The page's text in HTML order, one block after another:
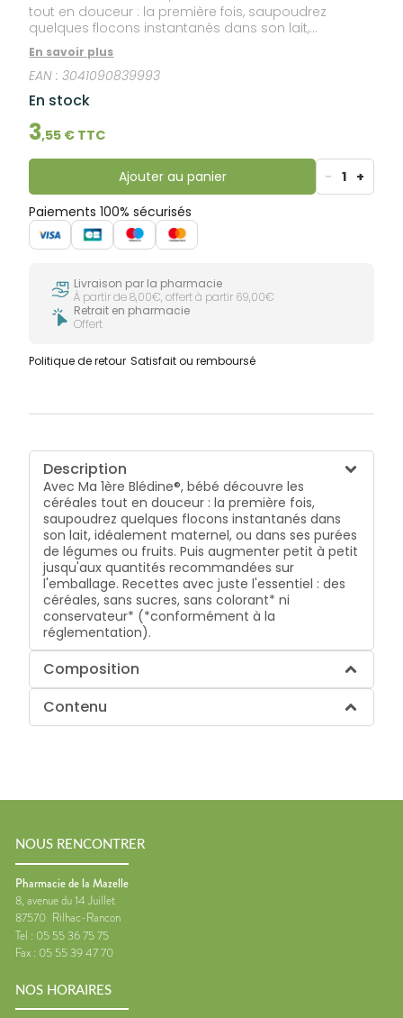
tout en douceur : la première fois, saupoudrez
quelques flocons instantanés dans son lait,
idéalement maternel, ou dans ses purées de
légumes ou fruits. Puis augmenter petit à petit
jusqu'aux quantités recommandées sur l'emballage.
Recettes avec juste l'essentiel : des céréales, sans
sucres, sans colorant* ni conservateur*
(*conformément à la réglementation).
En savoir plus
EAN :3041090839993
En stock
3,55 € TTC
Ajouter au panier - 1 +
Paiements 100% sécurisés
Livraison par la pharmacie
À partir de 8,00€, offert à partir 69,00€
Retrait en pharmacie
Offert
Politique de retour Satisfait ou remboursé
Description
Avec Ma 1ère Blédine®, bébé découvre les
céréales tout en douceur : la première fois,
saupoudrez quelques flocons instantanés dans
son lait, idéalement maternel, ou dans ses purées
de légumes ou fruits. Puis augmenter petit à petit
jusqu'aux quantités recommandées sur
l'emballage. Recettes avec juste l'essentiel : des
céréales, sans sucres, sans colorant* ni
conservateur* (*conformément à la
réglementation).
Composition
Contenu
NOUS RENCONTRER
Pharmacie de la Mazelle
8, avenue du 14 Juillet
87570 Rilhac-Rancon
Tel : 05 55 36 75 75
Fax : 05 55 39 47 70
NOS HORAIRES